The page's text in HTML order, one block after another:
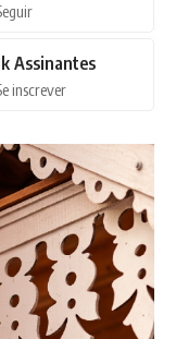
Assinantes
inscrever